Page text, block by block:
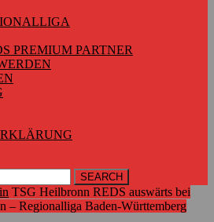
PREMIUM PARTNER
TSG Heilbronn REDS auswärts bei
– Regionalliga Baden-Württemberg